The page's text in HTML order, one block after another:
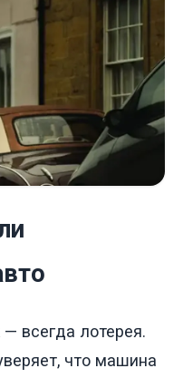
всегда лотерея.
что машина